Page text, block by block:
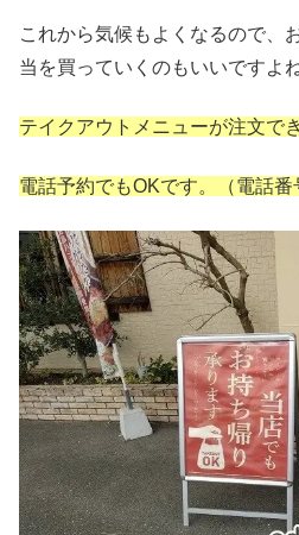
これから気候もよくなるので、
当を買っていくのもいいですよね
テイクアウトメニューが注文で
電話予約でもOKです。（電話番